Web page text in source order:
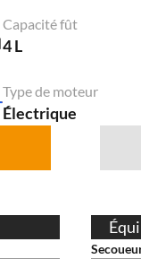
Capacité fût
4 L
Type de moteur
Électrique